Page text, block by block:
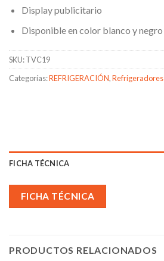
Display publicitario
Disponible en color blanco y negro
SKU:TVC19
Categorías:REFRIGERACIÓN,Refrigeradores
FICHA TÉCNICA
FICHA TÉCNICA
PRODUCTOS RELACIONADOS